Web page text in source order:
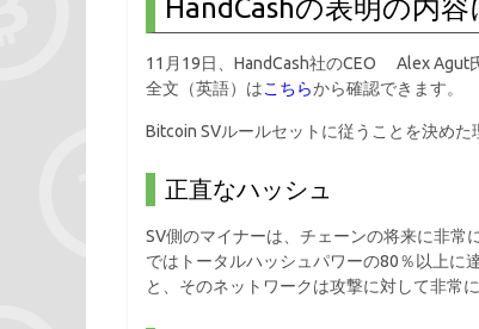
HandCashの表明の内容
11月19日、HandCash社のCEO Alex Agut
全文（英語）はこちらから確認できます。
Bitcoin SVルールセットに従うことを決めた
正直なハッシュ
SV側のマイナーは、チェーンの将来に非常
ではトータルハッシュパワーの80％以上に
と、そのネットワークは攻撃に対して非常